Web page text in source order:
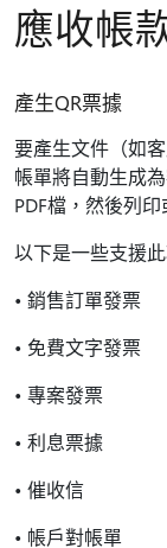
應收帳
產生QR票據
要產生文件（如
帳單將自動生成
PDF檔，然後列印
以下是一些支援
• 銷售訂單發票
• 免費文字發票
• 專案發票
• 利息票據
• 催收信
• 帳戶對帳單